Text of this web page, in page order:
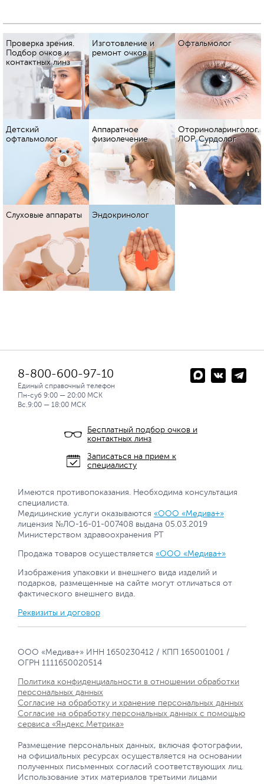
Проверка зрения.
Подбор очков и
контактных линз
Изготовление и
ремонт очков
Офтальмолог
Детский
офтальмолог
Аппаратное
физиолечение
Оториноларинголог.
ЛОР. Сурдолог
Слуховые аппараты Эндокринолог
8-800-600-97-10
Единый справочный телефон
Пн-суб 9:00 — 20:00 МСК
Вс.9:00 — 18:00 МСК
Бесплатный подбор очков и
контактных линз
Записаться на прием к
специалисту
Имеются противопоказания. Необходима консультация
специалиста.
Медицинские услуги оказываются «ООО «Медива+»
лицензия №ЛО-16-01-007408 выдана 05.03.2019
Министерством здравоохранения РТ
Продажа товаров осуществляется «ООО «Медива+»
Изображения упаковки и внешнего вида изделий и
подарков, размещенные на сайте могут отличаться от
фактического внешнего вида.
Реквизиты и договор
ООО «Медива+» ИНН 1650230412 / КПП 165001001 /
ОГРН 1111650020514
Политика конфиденциальности в отношении обработки
персональных данных
Согласие на обработку и хранение персональных данных
Согласие на обработку персональных данных с помощью
сервиса «Яндекс.Метрика»
Размещение персональных данных, включая фотографии,
на официальных ресурсах осуществляется на основании
полученных письменных согласий соответствующих лиц.
Использование этих материалов третьими лицами